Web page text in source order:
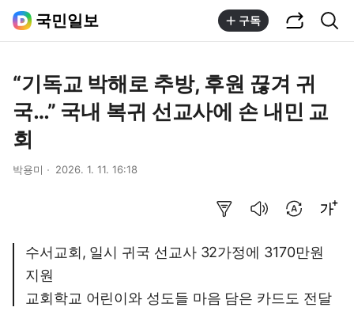
국민일보 구독
“기독교 박해로 추방, 후원 끊겨 귀
국…” 국내 복귀 선교사에 손 내민 교
회
박용미 2026. 1. 11. 16:18
수서교회, 일시 귀국 선교사 32가정에 3170만원
지원
교회학교 어린이와 성도들 마음 담은 카드도 전달